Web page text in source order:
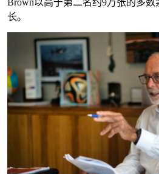
Brown以高于第二名约9万张的多
长。